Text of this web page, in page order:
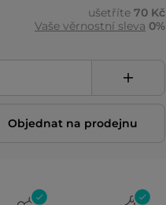
ušetříte 70 Kč
Vaše věrnostní sleva 0%
Objednat na prodejnu